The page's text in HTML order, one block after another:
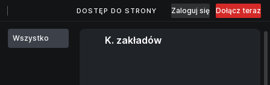
DOSTĘP DO STRONY Zaloguj się Dołącz teraz
Wszystko K. zakładów